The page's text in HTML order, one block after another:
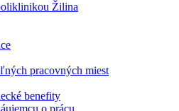
Žilina
pracovných miest
benefity
o prácu